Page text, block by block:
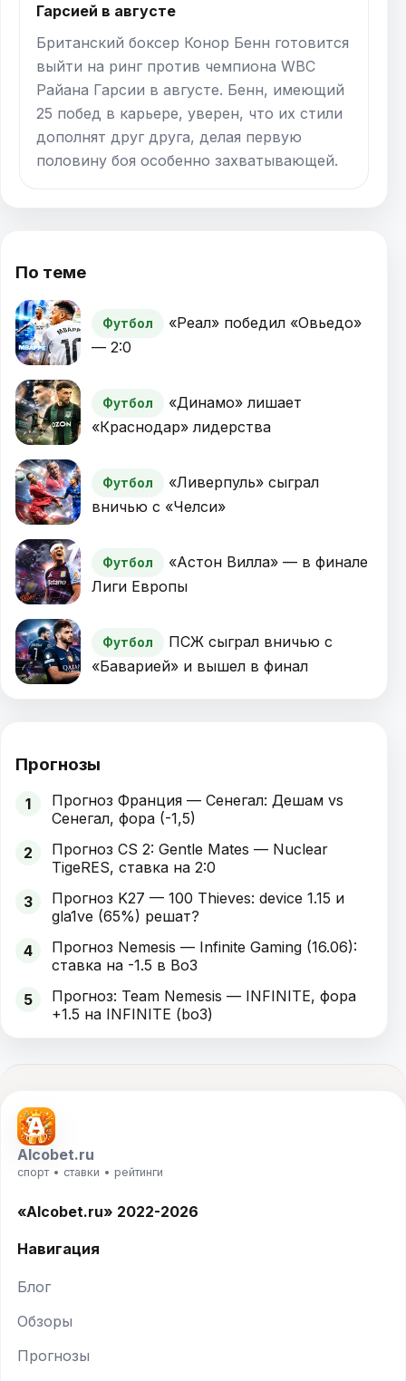
Гарсией в августе
Британский боксер Конор Бенн готовится
выйти на ринг против чемпиона WBC
Райана Гарсии в августе. Бенн, имеющий
25 побед в карьере, уверен, что их стили
дополнят друг друга, делая первую
половину боя особенно захватывающей.
По теме
Футбол
«Реал» победил «Овьедо»
— 2:0
Футбол
«Динамо» лишает
«Краснодар» лидерства
Футбол
«Ливерпуль» сыграл
вничью с «Челси»
Футбол
«Астон Вилла» — в финале
Лиги Европы
Футбол
ПСЖ сыграл вничью с
«Баварией» и вышел в финал
Прогнозы
1
Прогноз Франция — Сенегал: Дешам vs
Сенегал, фора (-1,5)
2
Прогноз CS 2: Gentle Mates — Nuclear
TigeRES, ставка на 2:0
3
Прогноз K27 — 100 Thieves: device 1.15 и
gla1ve (65%) решат?
4
Прогноз Nemesis — Infinite Gaming (16.06):
ставка на -1.5 в Bo3
5
Прогноз: Team Nemesis — INFINITE, фора
+1.5 на INFINITE (bo3)
Alcobet.ru
спорт • ставки • рейтинги
«Alcobet.ru» 2022-2026
Навигация
Блог
Обзоры
Прогнозы